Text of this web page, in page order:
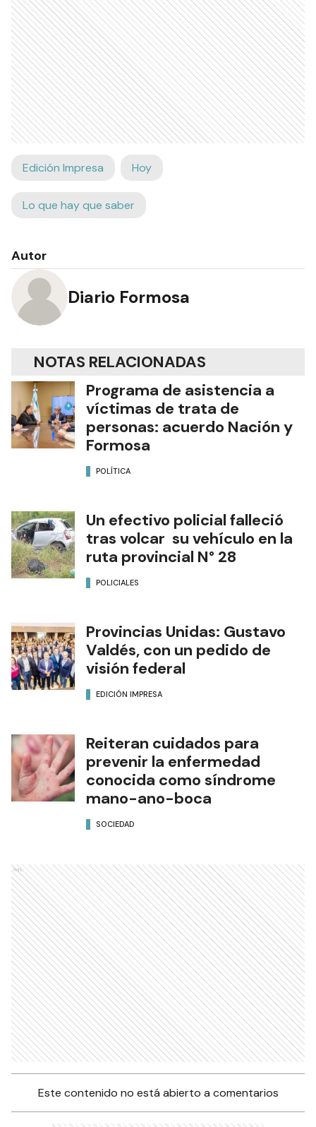
Edición Impresa Hoy
Lo que hay que saber
Autor
Diario Formosa
NOTAS RELACIONADAS
Programa de asistencia a
víctimas de trata de
personas: acuerdo Nación y
Formosa
POLÍTICA
Un efectivo policial falleció
tras volcar su vehículo en la
ruta provincial N° 28
POLICIALES
Provincias Unidas: Gustavo
Valdés, con un pedido de
visión federal
EDICIÓN IMPRESA
Reiteran cuidados para
prevenir la enfermedad
conocida como síndrome
mano-ano-boca
SOCIEDAD
Ads
Este contenido no está abierto a comentarios